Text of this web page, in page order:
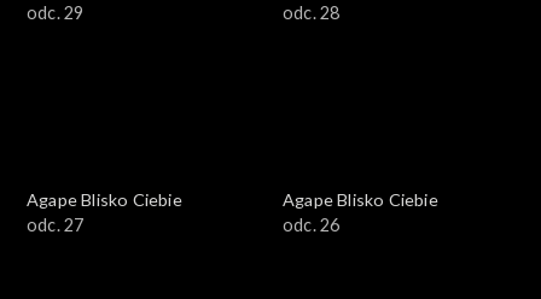
odc. 29
odc. 28
Agape Blisko Ciebie
odc. 27
Agape Blisko Ciebie
odc. 26